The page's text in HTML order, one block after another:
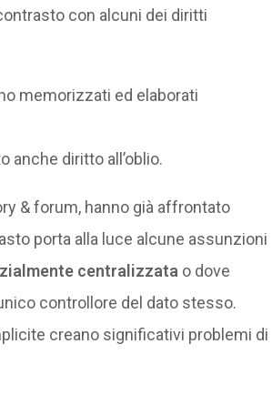
con alcuni dei diritti
memorizzati ed elaborati
anche diritto all’oblio.
& forum, hanno già affrontato
porta alla luce alcune assunzioni
centralizzata o dove
controllore del dato stesso.
creano significativi problemi di